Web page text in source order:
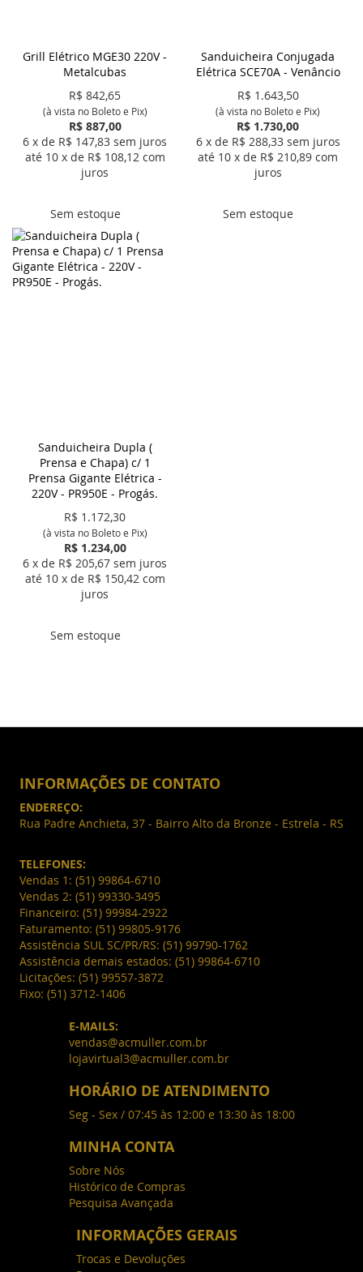
Grill Elétrico MGE30 220V -
Metalcubas
R$842,65
(à vista no Boleto e Pix)
R$ 887,00
6 x de R$ 147,83 sem juros
até 10x de R$ 108,12com
juros
Sem estoque
Sanduicheira Conjugada
Elétrica SCE70A - Venâncio
R$ 1.643,50
(à vista no Boleto e Pix)
R$ 1.730,00
6x de R$ 288,33sem juros
até 10 x de R$210,89 com
juros
Sem estoque
Sanduicheira Dupla (
Prensa e Chapa) c/ 1
Prensa Gigante Elétrica -
220V - PR950E - Progás.
R$ 1.172,30
(à vista no Boleto e Pix)
R$ 1.234,00
6 x de R$205,67 sem juros
até 10x de R$ 150,42com
juros
Sem estoque
INFORMAÇÕES DE CONTATO
ENDEREÇO:
Rua Padre Anchieta, 37 - Bairro Alto da Bronze - Estrela - RS
TELEFONES:
Vendas 1: (51) 99864-6710
Vendas 2: (51) 99330-3495
Financeiro: (51) 99984-2922
Faturamento: (51) 99805-9176
Assistência SUL SC/PR/RS: (51) 99790-1762
Assistência demais estados: (51) 99864-6710
Licitações: (51) 99557-3872
Fixo: (51) 3712-1406
E-MAILS:
vendas@acmuller.com.br
lojavirtual3@acmuller.com.br
HORÁRIO DE ATENDIMENTO
Seg - Sex / 07:45 às 12:00 e 13:30 às 18:00
MINHA CONTA
Sobre Nós
Histórico de Compras
Pesquisa Avançada
INFORMAÇÕES GERAIS
Trocas e Devoluções